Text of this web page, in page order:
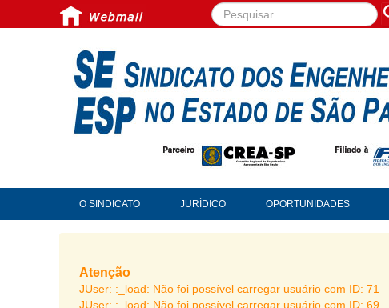
Pesquisar...
O SINDICATO JURÍDICO OPORTUNIDADES
Atenção
JUser: :_load: Não foi possível carregar usuário com ID: 71
JUser: :_load: Não foi possível carregar usuário com ID: 69